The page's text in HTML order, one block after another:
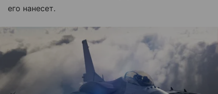
его нанесет.